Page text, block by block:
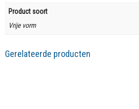
Product soort
Vrije vorm
Gerelateerde producten